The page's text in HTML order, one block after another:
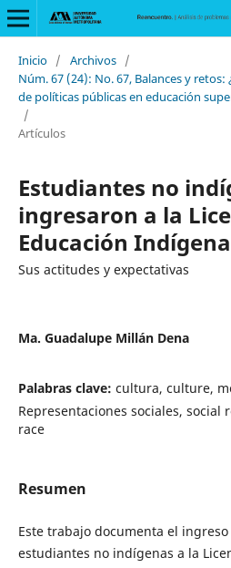
Inicio / Archivos /
Núm. 67 (24): No. 67, Balances y
de políticas públicas en educación
/
Artículos
Estudiantes no
ingresaron a la
Educación Indígena
Sus actitudes y expectativas
Ma. Guadalupe Millán Dena
Palabras clave: cultura, culture,
Representaciones sociales, social
race
Resumen
Este trabajo documenta el
estudiantes no indígenas a la